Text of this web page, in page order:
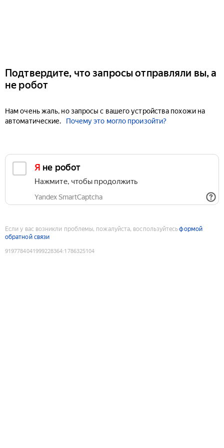
Подтвердите, что запросы отправляли вы, а
не робот
Нам очень жаль, но запросы с вашего устройства похожи на
автоматические.
Почему это могло произойти?
Я не робот
Нажмите, чтобы продолжить
Yandex SmartCaptcha
Если у вас возникли проблемы, пожалуйста, воспользуйтесьформой
обратной связи
9197784041999228364:1786325104